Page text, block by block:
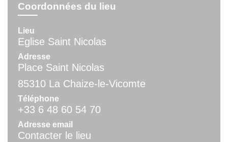
Coordonnées du lieu
Lieu
Eglise Saint Nicolas
Adresse
Place Saint Nicolas
85310 La Chaize-le-Vicomte
Téléphone
+33 6 48 60 54 70
Adresse email
Contacter le lieu